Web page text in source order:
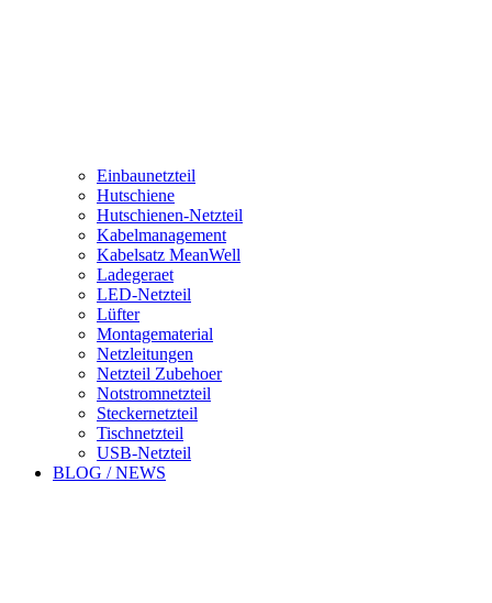
Einbaunetzteil
Hutschiene
Hutschienen-Netzteil
Kabelmanagement
Kabelsatz MeanWell
Ladegeraet
LED-Netzteil
Lüfter
Montagematerial
Netzleitungen
Netzteil Zubehoer
Notstromnetzteil
Steckernetzteil
Tischnetzteil
USB-Netzteil
BLOG / NEWS